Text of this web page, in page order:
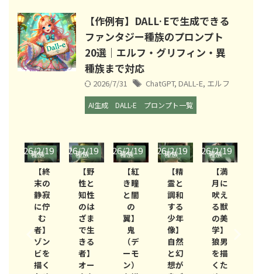
【作例有】DALL·Eで生成できる
ファンタジー種族のプロンプト
20選｜エルフ・グリフィン・異
種族まで対応
2026/7/31 ChatGPT, DALL-E, エルフ
AI生成 DALL-E プロンプト一覧
種族
(Stabl
Diffusi
on)
2026/2/19
【野
性と
知性
のは
ざま
で生
きる
者】
オー
種族
(Stabl
Diffusi
on)
2026/2/19
【紅
き瞳
と闇
の
翼】
鬼
（デ
ーモ
ン）
種族
(Stabl
Diffusi
on)
2026/2/19
【精
霊と
調和
する
少年
像】
自然
と幻
想が
種族
(Stabl
Diffusi
on)
2026/2/19
【満
月に
吠え
る獣
の美
学】
狼男
を描
くた
種族
(Stabl
Diffusi
on)
2026/2/19
【天
より
舞い
降り
し光
の
子】
幻想
的な